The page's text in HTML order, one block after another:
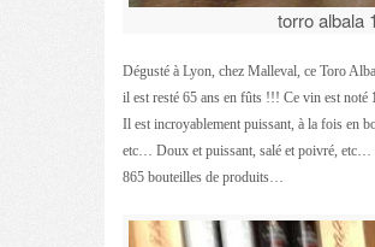
torro albala
Dégusté à Lyon, chez Malleval, ce Toro
il est resté 65 ans en fûts !!! Ce vin est noté
Il est incroyablement puissant, à la fois en
etc… Doux et puissant, salé et poivré, etc…
865 bouteilles de produits…